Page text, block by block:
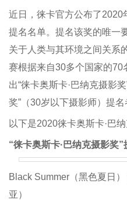
近日，徕卡官方公布了2020
提名名单。提名该奖的唯
关于人类与其环境之间关系
赛根据来自30多个国家的
出“徕卡奥斯卡·巴纳克摄影
奖”（30岁以下摄影师）提名
以下是2020徕卡奥斯卡·巴
“徕卡奥斯卡·巴纳克摄影奖”
Black Summer（黑色夏日
亚）